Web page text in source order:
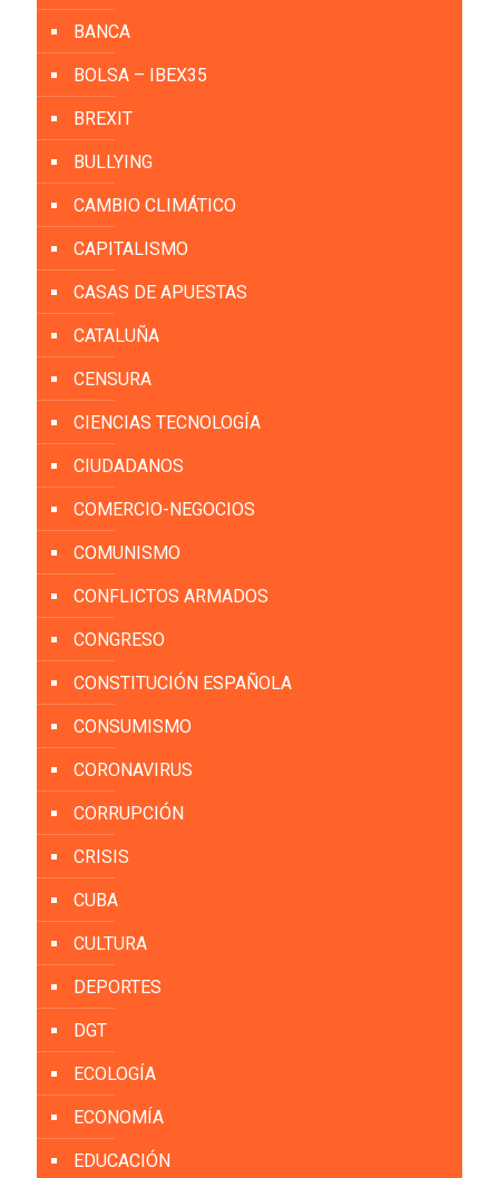
BANCA
BOLSA – IBEX35
BREXIT
BULLYING
CAMBIO CLIMÁTICO
CAPITALISMO
CASAS DE APUESTAS
CATALUÑA
CENSURA
CIENCIAS TECNOLOGÍA
CIUDADANOS
COMERCIO-NEGOCIOS
COMUNISMO
CONFLICTOS ARMADOS
CONGRESO
CONSTITUCIÓN ESPAÑOLA
CONSUMISMO
CORONAVIRUS
CORRUPCIÓN
CRISIS
CUBA
CULTURA
DEPORTES
DGT
ECOLOGÍA
ECONOMÍA
EDUCACIÓN